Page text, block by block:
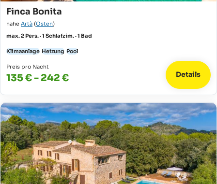
Finca Bonita
nahe Artà (Osten)
max. 2 Pers. · 1 Schlafzim. · 1 Bad
Klimaanlage Heizung Pool
Preis pro Nacht
135 € - 242 € Details